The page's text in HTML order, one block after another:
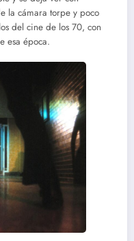
la cámara torpe y poco
del cine de los 70, con
esa época.